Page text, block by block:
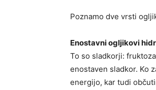
Poznamo dve vrsti
Enostavni ogljikovi
To so sladkorji:
enostaven sladkor. Ko
energijo, kar tudi